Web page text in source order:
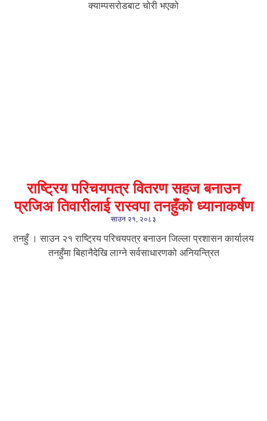
क्याम्पसरोडबाट चोरी भएको
राष्ट्रिय परिचयपत्र वितरण सहज बनाउन
प्रजिअ तिवारीलाई रास्वपा तनहुँको ध्यानाकर्षण
साउन २१, २०८३
तनहुँ । साउन २१ राष्ट्रिय परिचयपत्र बनाउन जिल्ला प्रशासन कार्यालय
तनहुँमा बिहानैदेखि लाग्ने सर्वसाधारणको अनियन्त्रित